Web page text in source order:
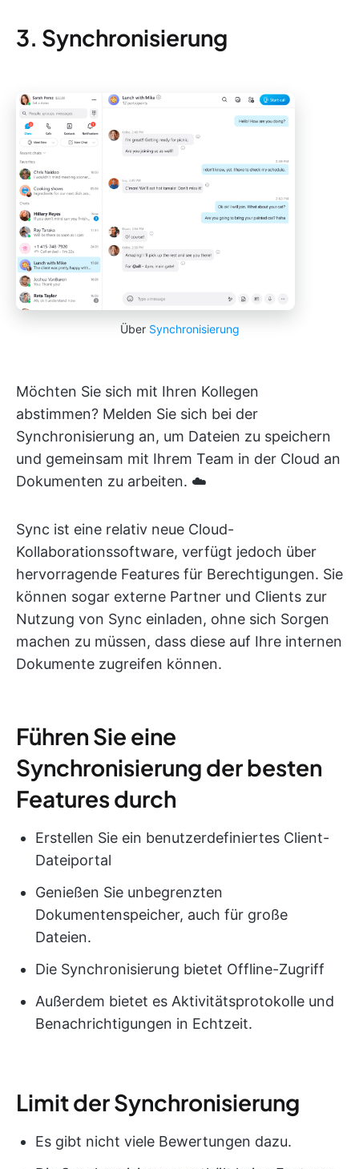
3. Synchronisierung
Über Synchronisierung
Möchten Sie sich mit Ihren Kollegen
abstimmen? Melden Sie sich bei der
Synchronisierung an, um Dateien zu speichern
und gemeinsam mit Ihrem Team in der Cloud an
Dokumenten zu arbeiten. ☁️
Sync ist eine relativ neue Cloud-
Kollaborationssoftware, verfügt jedoch über
hervorragende Features für Berechtigungen. Sie
können sogar externe Partner und Clients zur
Nutzung von Sync einladen, ohne sich Sorgen
machen zu müssen, dass diese auf Ihre internen
Dokumente zugreifen können.
Führen Sie eine
Synchronisierung der besten
Features durch
Erstellen Sie ein benutzerdefiniertes Client-
Dateiportal
Genießen Sie unbegrenzten
Dokumentenspeicher, auch für große
Dateien.
Die Synchronisierung bietet Offline-Zugriff
Außerdem bietet es Aktivitätsprotokolle und
Benachrichtigungen in Echtzeit.
Limit der Synchronisierung
Es gibt nicht viele Bewertungen dazu.